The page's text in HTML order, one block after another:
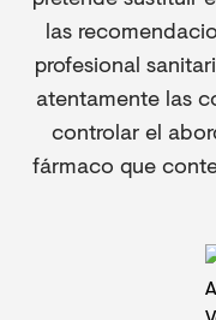
las
profesional
atentamente las
controlar el
fármaco que